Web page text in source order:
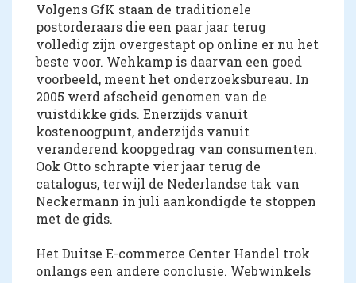
Volgens GfK staan de traditionele
postorderaars die een paar jaar terug
volledig zijn overgestapt op online er nu het
beste voor. Wehkamp is daarvan een goed
voorbeeld, meent het onderzoeksbureau. In
2005 werd afscheid genomen van de
vuistdikke gids. Enerzijds vanuit
kostenoogpunt, anderzijds vanuit
veranderend koopgedrag van consumenten.
Ook Otto schrapte vier jaar terug de
catalogus, terwijl de Nederlandse tak van
Neckermann in juli aankondigde te stoppen
met de gids.
Het Duitse E-commerce Center Handel trok
onlangs een andere conclusie. Webwinkels